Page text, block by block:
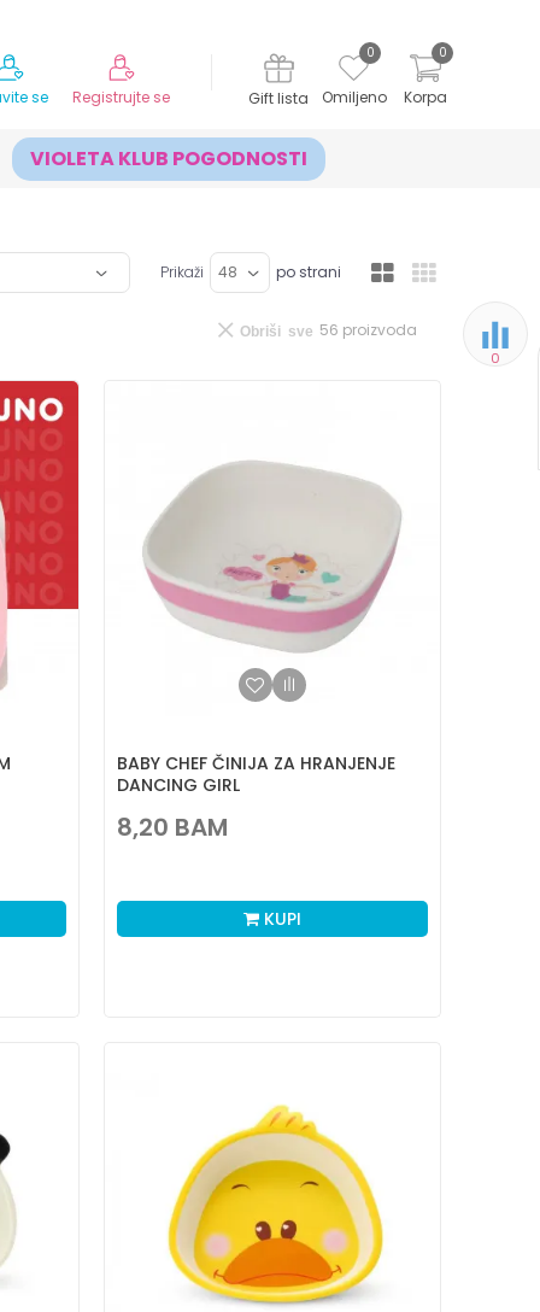
Korpa
0
Omiljeno
0
Gift lista
se Registrujte se
VIOLETA KLUB POGODNOSTI
0
Prikaži po strani
56 proizvoda
Obriši sve
BABY CHEF ČINIJA ZA HRANJENJE
DANCING GIRL
8,20 BAM
KUPI